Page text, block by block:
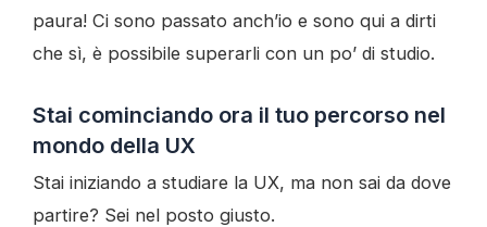
paura! Ci sono passato anch’io e sono qui a dirti
che sì, è possibile superarli con un po’ di studio.
Stai cominciando ora il tuo percorso nel
mondo della UX
Stai iniziando a studiare la UX, ma non sai da dove
partire? Sei nel posto giusto.